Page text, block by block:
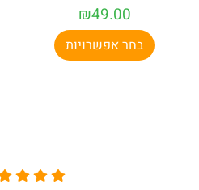
₪49.00
בחר אפשרויות